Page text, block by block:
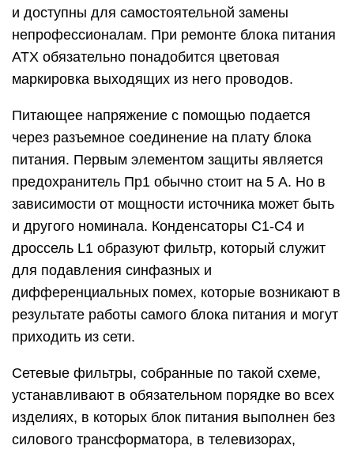
и доступны для самостоятельной замены
непрофессионалам. При ремонте блока питания
АТХ обязательно понадобится цветовая
маркировка выходящих из него проводов.
Питающее напряжение с помощью подается
через разъемное соединение на плату блока
питания. Первым элементом защиты является
предохранитель Пр1 обычно стоит на 5 А. Но в
зависимости от мощности источника может быть
и другого номинала. Конденсаторы С1-С4 и
дроссель L1 образуют фильтр, который служит
для подавления синфазных и
дифференциальных помех, которые возникают в
результате работы самого блока питания и могут
приходить из сети.
Сетевые фильтры, собранные по такой схеме,
устанавливают в обязательном порядке во всех
изделиях, в которых блок питания выполнен без
силового трансформатора, в телевизорах,